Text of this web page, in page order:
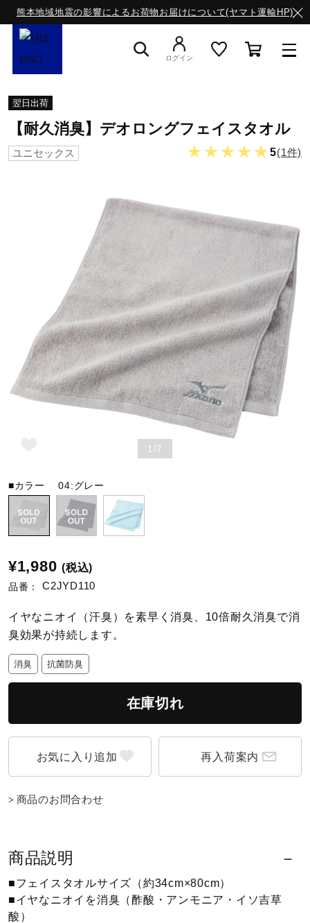
熊本地域地震の影響によるお荷物お届けについて(ヤマト運輸HP)
ライフスタイルウエア
ランニング
サッカー／フットサル
トレーニング
野球
ゴルフ
バレーボール
陸上競技
ソフトボール
柔道
ウィンタースポーツ
ワーキング
ログイン
翌日出荷
【耐久消臭】デオロングフェイスタオル
ユニセックス ★★★★★5(1件)
1/7
■カラー04:グレー
¥1,980 (税込)
品番： C2JYD110
イヤなニオイ（汗臭）を素早く消臭、10倍耐久消臭で消
臭効果が持続します。
消臭 抗菌防臭
在庫切れ
再入荷案内
商品のお問合わせ
商品説明
■フェイスタオルサイズ（約34cm×80cm）
■イヤなニオイを消臭（酢酸・アンモニア・イソ吉草
酸）